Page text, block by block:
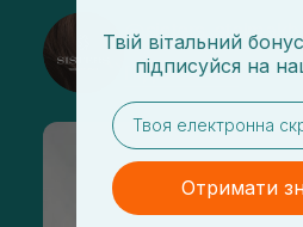
@sisters_stelmakh
Підписатися
Твій вітальний
підписуйся на
email
Отримати